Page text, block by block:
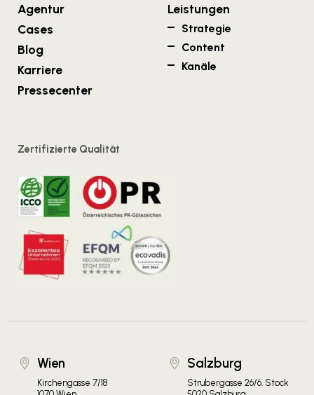
Agentur
Cases
Blog
Karriere
Pressecenter
Leistungen
Strategie
Content
Kanäle
Zertifizierte Qualität
Wien
Kirchengasse 7/18
Salzburg
Strubergasse 26/6. Stock